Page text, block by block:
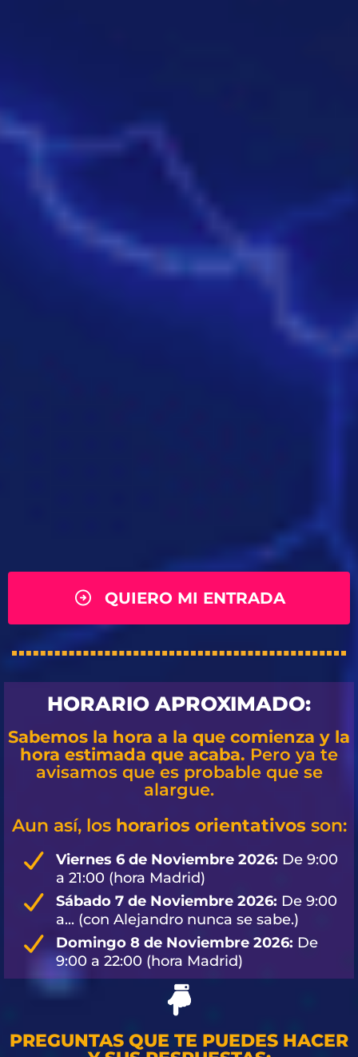
QUIERO MI ENTRADA
HORARIO APROXIMADO:
Sabemos la hora a la que comienza y la
hora estimada que acaba. Pero ya te
avisamos que es probable que se
alargue.
Aun así, los horarios orientativos son:
Viernes 6 de Noviembre 2026: De 9:00
a 21:00 (hora Madrid)
Sábado 7 de Noviembre 2026: De 9:00
a... (con Alejandro nunca se sabe.)
Domingo 8 de Noviembre 2026: De
9:00 a 22:00 (hora Madrid)
PREGUNTAS QUE TE PUEDES HACER